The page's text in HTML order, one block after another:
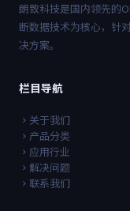
朗致科技是国内领先的
断数据技术为核心，针
决方案。
栏目导航
关于我们
产品分类
应用行业
解决问题
联系我们